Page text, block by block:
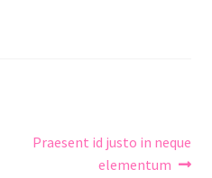
Next
Praesent id justo in neque
elementum